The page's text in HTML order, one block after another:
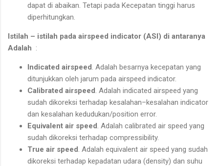
dapat di abaikan. Tetapi pada Kecepatan tinggi harus
diperhitungkan.
Istilah – istilah pada airspeed indicator (ASI) di antaranya
Adalah :
Indicated airspeed . Adalah besarnya kecepatan yang
ditunjukkan oleh jarum pada airspeed indicator.
Calibrated airspeed . Adalah indicated airspeed yang
sudah dikoreksi terhadap kesalahan–kesalahan indicator
dan kesalahan kedudukan/position error.
Equivalent air speed . Adalah calibrated air speed yang
sudah dikoreksi terhadap compressibility.
True air speed . Adalah equivalent air speed yang sudah
dikoreksi terhadap kepadatan udara (density) dan suhu